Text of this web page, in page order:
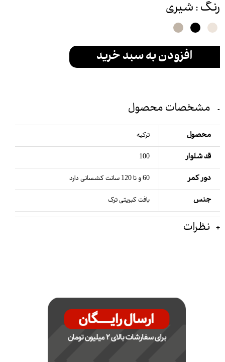
رنگ: شیری
افزودن به سبد خرید
مشخصات محصول
محصول ترکیه
قد شلوار 100
دور کمر 60 و تا 120 سانت کشسانی دارد
جنس بافت کبریتی ترک
نظرات